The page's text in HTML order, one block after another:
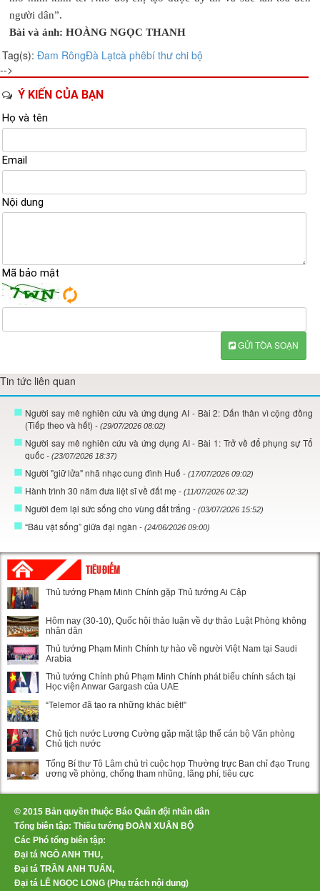
người dân”.
Bài và ảnh: HOÀNG NGỌC THANH
Tag(s): Đam RôngĐà Lạtcà phêbí thư chi bộ
-->
Ý KIẾN CỦA BẠN
Họ và tên
Email
Nội dung
Mã bảo mật
GỬI TÒA SOẠN
Tin tức liên quan
Người say mê nghiên cứu và ứng dụng AI - Bài 2: Dấn thân vì cộng đồng
(Tiếp theo và hết) - (29/07/2026 08:02)
Người say mê nghiên cứu và ứng dụng AI - Bài 1: Trở về để phụng sự Tổ
quốc - (23/07/2026 18:37)
Người "giữ lửa" nhã nhạc cung đình Huế - (17/07/2026 09:02)
Hành trình 30 năm đưa liệt sĩ về đất mẹ - (11/07/2026 02:32)
Người đem lại sức sống cho vùng đất trắng - (03/07/2026 15:52)
“Báu vật sống” giữa đại ngàn - (24/06/2026 09:00)
TIÊU ĐIỂM
Thủ tướng Phạm Minh Chính gặp Thủ tướng Ai Cập
Hôm nay (30-10), Quốc hội thảo luận về dự thảo Luật Phòng không
nhân dân
Thủ tướng Phạm Minh Chính tự hào về người Việt Nam tại Saudi
Arabia
Thủ tướng Chính phủ Phạm Minh Chính phát biểu chính sách tại
Học viện Anwar Gargash của UAE
“Telemor đã tạo ra những khác biệt!”
Chủ tịch nước Lương Cường gặp mặt tập thể cán bộ Văn phòng
Chủ tịch nước
Tổng Bí thư Tô Lâm chủ trì cuộc họp Thường trực Ban chỉ đạo Trung
ương về phòng, chống tham nhũng, lãng phí, tiêu cực
© 2015 Bản quyền thuộc Báo Quân đội nhân dân
Tổng biên tập: Thiếu tướng ĐOÀN XUÂN BỘ
Các Phó tổng biên tập:
Đại tá NGÔ ANH THU,
Đại tá TRẦN ANH TUẤN,
Đại tá LÊ NGỌC LONG (Phụ trách nội dung)